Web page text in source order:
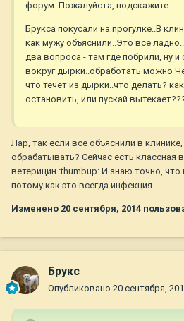
форум..Пожалуйста, подскажите..
Брукса покусали на прогулке..В
как мужу объяснили..Это всё
два вопроса - там где побрили, ну и
вокруг дырки..обработать можно
что течет из дырки..что делать?
остановить, или пускай
Лар, так если все объяснили в
обрабатывать? Сейчас есть классная
ветерицин :thumbup: И знаю точно,
потому как это всегда инфекция.
Изменено 20 сентября, 2014
Брукс
Опубликовано 20 сентября,